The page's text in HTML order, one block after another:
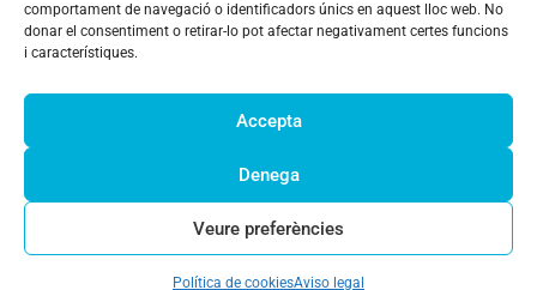
comportament de navegació o identificadors únics en aquest lloc web. No
donar el consentiment o retirar-lo pot afectar negativament certes funcions
i característiques.
Accepta
Denega
Veure preferències
Política de cookiesAviso legal
Diseño web en Pineda de Mar
Diseño web en Barcelona
2026 Arrova Internet Agency, S.L. |
privacidad|Avíso legal|Política de cookies|Suport
Remot